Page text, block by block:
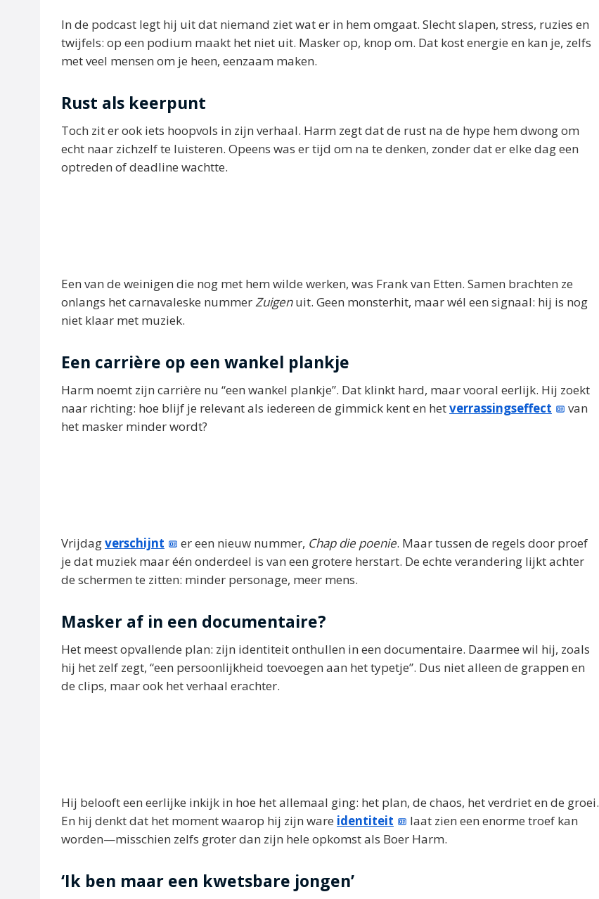
In de podcast legt hij uit dat niemand ziet wat er in hem omgaat. Slecht slapen, stress, ruzies en
twijfels: op een podium maakt het niet uit. Masker op, knop om. Dat kost energie en kan je, zelfs
met veel mensen om je heen, eenzaam maken.
Rust als keerpunt
Toch zit er ook iets hoopvols in zijn verhaal. Harm zegt dat de rust na de hype hem dwong om
echt naar zichzelf te luisteren. Opeens was er tijd om na te denken, zonder dat er elke dag een
optreden of deadline wachtte.
Een van de weinigen die nog met hem wilde werken, was Frank van Etten. Samen brachten ze
onlangs het carnavaleske nummerZuigenuit. Geen monsterhit, maar wél een signaal: hij is nog
niet klaar met muziek.
Een carrière op een wankel plankje
Harm noemt zijn carrière nu “een wankel plankje”. Dat klinkt hard, maar vooral eerlijk. Hij zoekt
naar richting: hoe blijf je relevant als iedereen de gimmick kent en hetverrassingseffect
van
het masker minder wordt?
Vrijdagverschijnt er een nieuw nummer, Chap die poenie. Maar tussen de regels door proef
je dat muziek maar één onderdeel is van een grotere herstart. De echte verandering lijkt achter
de schermen te zitten: minder personage, meer mens.
Masker af in een documentaire?
Het meest opvallende plan: zijn identiteit onthullen in een documentaire. Daarmee wil hij, zoals
hij het zelf zegt, “een persoonlijkheid toevoegen aan het typetje”. Dus niet alleen de grappen en
de clips, maar ook het verhaal erachter.
Hij belooft een eerlijke inkijk in hoe het allemaal ging: het plan, de chaos, het verdriet en de groei.
En hij denkt dat het moment waarop hij zijn ware identiteit
laat zien een enorme troef kan
worden—misschien zelfs groter dan zijn hele opkomst als Boer Harm.
‘Ik ben maar een kwetsbare jongen’